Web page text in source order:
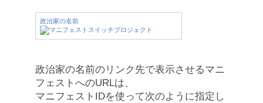
政治家の名前
政治家の名前のリンク先で表示させるマニ
フェストへのURLは、
マニフェストIDを使って次のように指定し